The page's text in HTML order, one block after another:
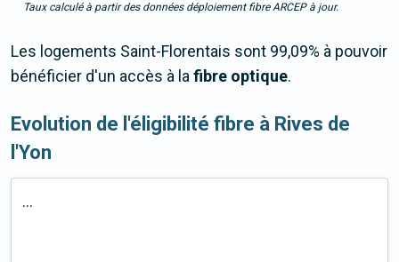
Taux calculé à partir des données déploiement fibre ARCEP à jour.
Les logements Saint-Florentais sont 99,09% à pouvoir
bénéficier d'un accès à lafibre optique.
Evolution de l'éligibilité fibre à Rives de
l'Yon
...